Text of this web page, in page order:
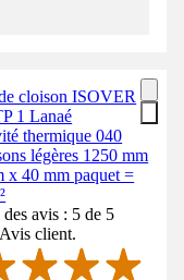
cloison ISOVER
1 Lanaé
thermique 040
légères 1250 mm
x 40 mm paquet =
avis : 5 de 5
client.